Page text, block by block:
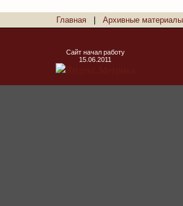
Главная Архивные материалы
Сайт начал работу
15.06.2011